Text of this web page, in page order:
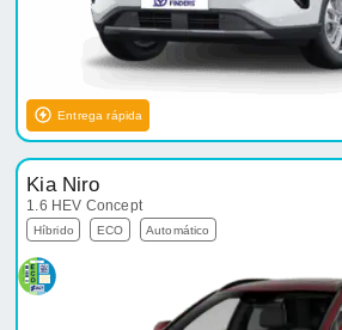
Entrega rápida
Kia Niro
1.6 HEV Concept
Híbrido ECO Automático